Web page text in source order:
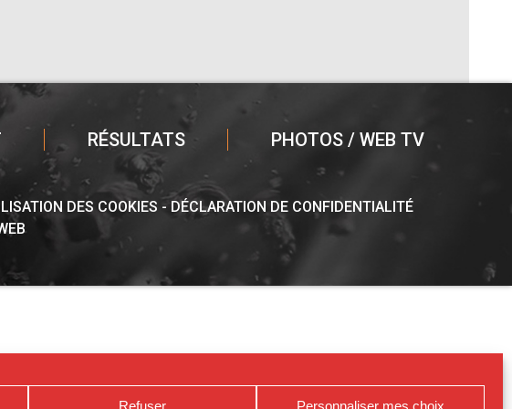
Refuser Personnaliser mes choix
RÉSULTATS PHOTOS / WEB TV
DES COOKIES
DÉCLARATION DE CONFIDENTIALITÉ